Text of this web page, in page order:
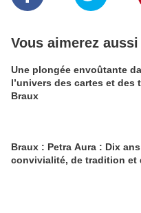
Vous aimerez aussi
Une plongée envoûtante
l’univers des cartes et des
Braux
Braux : Petra Aura : Dix
convivialité, de tradition et